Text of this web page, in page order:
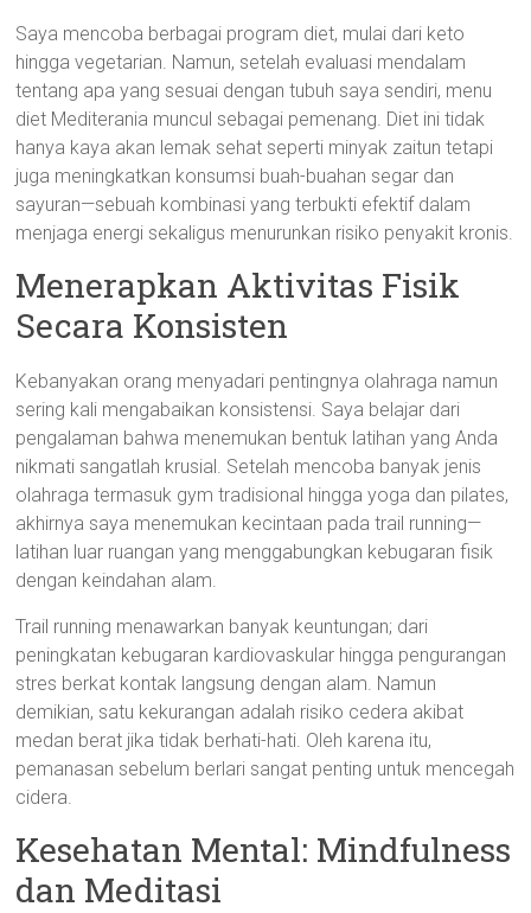
Saya mencoba berbagai program diet, mulai dari keto
hingga vegetarian. Namun, setelah evaluasi mendalam
tentang apa yang sesuai dengan tubuh saya sendiri, menu
diet Mediterania muncul sebagai pemenang. Diet ini tidak
hanya kaya akan lemak sehat seperti minyak zaitun tetapi
juga meningkatkan konsumsi buah-buahan segar dan
sayuran—sebuah kombinasi yang terbukti efektif dalam
menjaga energi sekaligus menurunkan risiko penyakit kronis.
Menerapkan Aktivitas Fisik
Secara Konsisten
Kebanyakan orang menyadari pentingnya olahraga namun
sering kali mengabaikan konsistensi. Saya belajar dari
pengalaman bahwa menemukan bentuk latihan yang Anda
nikmati sangatlah krusial. Setelah mencoba banyak jenis
olahraga termasuk gym tradisional hingga yoga dan pilates,
akhirnya saya menemukan kecintaan pada trail running—
latihan luar ruangan yang menggabungkan kebugaran fisik
dengan keindahan alam.
Trail running menawarkan banyak keuntungan; dari
peningkatan kebugaran kardiovaskular hingga pengurangan
stres berkat kontak langsung dengan alam. Namun
demikian, satu kekurangan adalah risiko cedera akibat
medan berat jika tidak berhati-hati. Oleh karena itu,
pemanasan sebelum berlari sangat penting untuk mencegah
cidera.
Kesehatan Mental: Mindfulness
dan Meditasi